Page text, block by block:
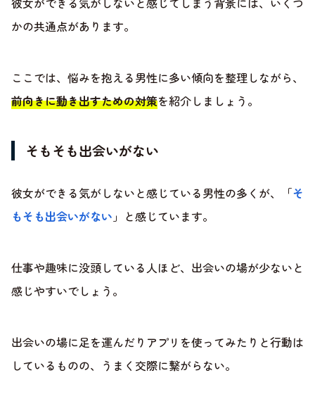
かの共通点があります。
ここでは、悩みを抱える男性に多い傾向を整理しながら、
前向きに動き出すための対策を紹介しましょう。
そもそも出会いがない
彼女ができる気がしないと感じている男性の多くが、「そ
もそも出会いがない 」と感じています。
仕事や趣味に没頭している人ほど、出会いの場が少ないと
感じやすいでしょう。
出会いの場に足を運んだりアプリを使ってみたりと行動は
しているものの、うまく交際に繋がらない。